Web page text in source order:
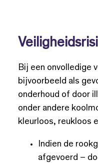
Bij een onvolledige
bijvoorbeeld als
onderhoud of door
onder andere
kleurloos, reukloos
Indien de
afgevoerd –